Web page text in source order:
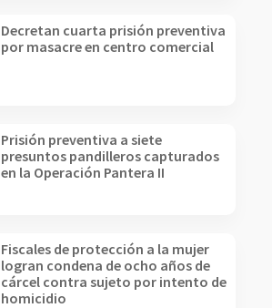
Decretan cuarta prisión preventiva
por masacre en centro comercial
Prisión preventiva a siete
presuntos pandilleros capturados
en la Operación Pantera II
Fiscales de protección a la mujer
logran condena de ocho años de
cárcel contra sujeto por intento de
homicidio